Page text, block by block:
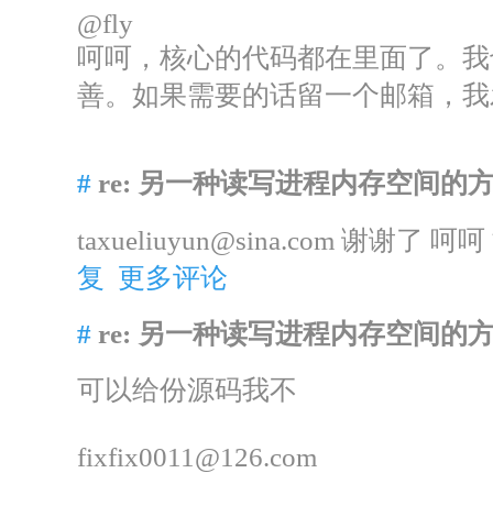
@fly
呵呵，核心的代码都在里面了。
善。如果需要的话留一个邮箱，
# re: 另一种读写进程内存空间的
taxueliuyun@sina.com 谢谢了 呵
复 更多评论
# re: 另一种读写进程内存空间的
可以给份源码我不
fixfix0011@126.com